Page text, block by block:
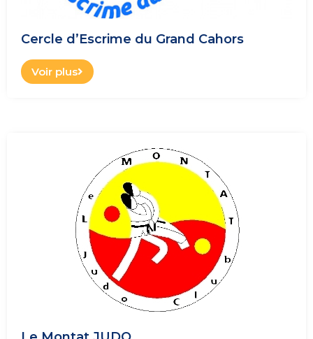
Cercle d’Escrime du Grand Cahors
Voir plus